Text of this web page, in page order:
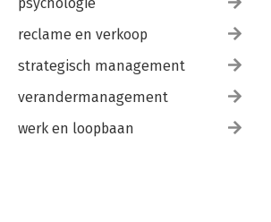
reclame en verkoop
strategisch management
verandermanagement
werk en loopbaan